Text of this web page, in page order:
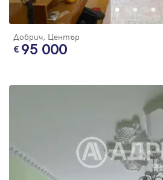
Добрич, Център
95 000